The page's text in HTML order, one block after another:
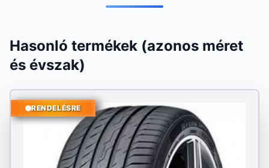
Hasonló termékek (azonos méret
és évszak)
RENDELÉSRE